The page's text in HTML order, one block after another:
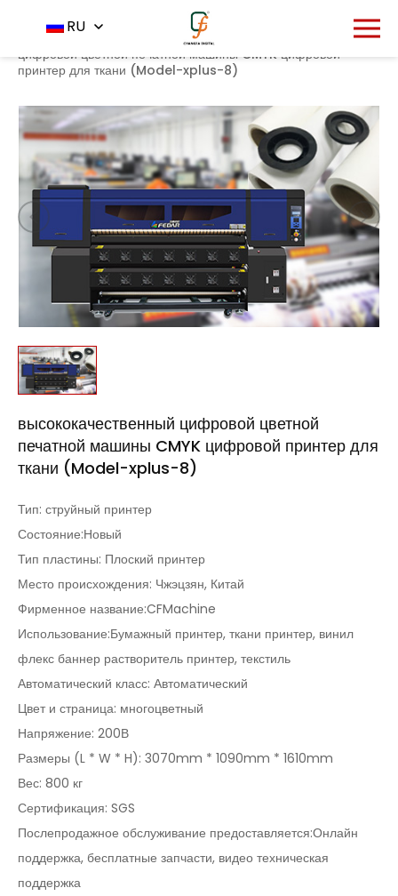
RU
Главная Принтер
высококачественный
цифровой цветной печатной машины CMYK цифровой
принтер для ткани (Model-xplus-8)
высококачественный цифровой цветной
печатной машины CMYK цифровой принтер для
ткани (Model-xplus-8)
Тип: струйный принтер
Состояние:Новый
Тип пластины: Плоский принтер
Место происхождения: Чжэцзян, Китай
Фирменное название:CFMachine
Использование:Бумажный принтер, ткани принтер, винил
флекс баннер растворитель принтер, текстиль
Автоматический класс: Автоматический
Цвет и страница: многоцветный
Напряжение: 200В
Размеры (L * W * H): 3070mm * 1090mm * 1610mm
Вес: 800 кг
Сертификация: SGS
Послепродажное обслуживание предоставляется:Онлайн
поддержка, бесплатные запчасти, видео техническая
поддержка